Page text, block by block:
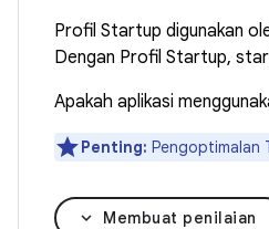
Profil Startup digunakan
Dengan Profil Startup,
Apakah aplikasi
Penting: Pengoptimalan
Membuat penilaian